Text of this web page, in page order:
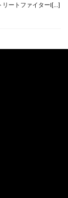
リートファイターI[…]